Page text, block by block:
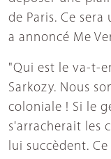
de Paris. Ce
a annoncé Me
"Qui est le va-t-
Sarkozy. Nous
coloniale ! Si le
s'arracherait les
lui succèdent.